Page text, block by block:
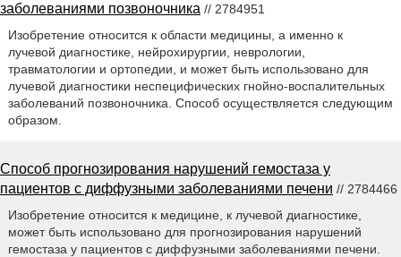
заболеваниями позвоночника // 2784951
Изобретение относится к области медицины, а именно к
лучевой диагностике, нейрохирургии, неврологии,
травматологии и ортопедии, и может быть использовано для
лучевой диагностики неспецифических гнойно-воспалительных
заболеваний позвоночника. Способ осуществляется следующим
образом.
Способ прогнозирования нарушений гемостаза у
пациентов с диффузными заболеваниями печени // 2784466
Изобретение относится к медицине, к лучевой диагностике,
может быть использовано для прогнозирования нарушений
гемостаза у пациентов с диффузными заболеваниями печени.